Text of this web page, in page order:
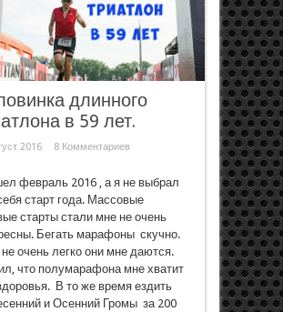
длинного
в 59 лет.
2016 8 Комментариев
февраль 2016 , а я не выбрал
старт года. Массовые
старты стали мне не очень
Бегать марафоны скучно.
очень легко они мне даются.
что полумарафона мне хватит
В то же время ездить
и Осенний Громы за 200